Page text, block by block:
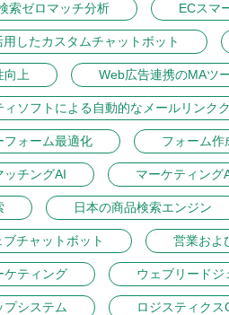
索ゼロマッチ分析 ECスマ
したカスタムチャットボット
向上 Web広告連携のMAツ
ィソフトによる自動的なメールリンク
フォーム最適化 フォーム作
ッチングAI マーケティング
日本の商品検索エンジン
チャットボット 営業およ
ケティング ウェブリード
プシステム ロジスティクス